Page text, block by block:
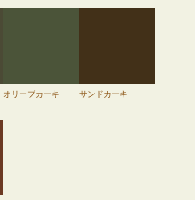
オリーブカーキ サンドカーキ